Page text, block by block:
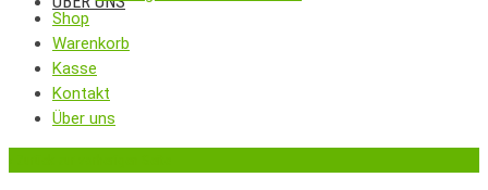
Shop
Warenkorb
Kasse
Kontakt
Über uns